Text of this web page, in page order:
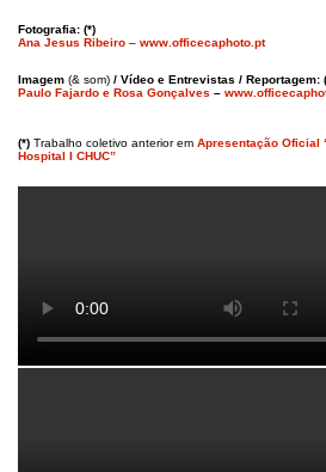
Fotografia: (*)
Ana Jesus Ribeiro – www.officecaphoto.pt
Imagem (& som) / Vídeo e Entrevistas / Reportagem:
Paulo Fajardo e Rosa Gonçalves –
(*) Trabalho coletivo anterior em Apresentação Oficial
Hospital I CHUC”